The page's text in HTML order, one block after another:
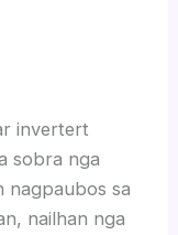
invertert
sobra nga
nagpaubos sa
nailhan nga